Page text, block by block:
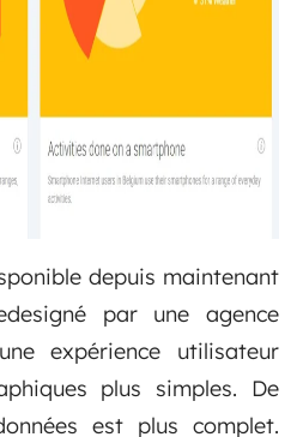
depuis maintenant
par une agence
expérience utilisateur
plus simples. De
est plus complet.